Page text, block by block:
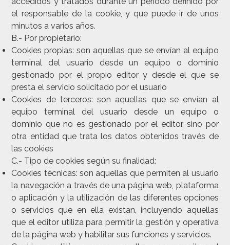
el responsable de la cookie, y que puede ir de unos
minutos a varios años.
B.- Por propietario:
Cookies propias: son aquellas que se envían al equipo
terminal del usuario desde un equipo o dominio
gestionado por el propio editor y desde el que se
presta el servicio solicitado por el usuario
Cookies de terceros: son aquellas que se envían al
equipo terminal del usuario desde un equipo o
dominio que no es gestionado por el editor, sino por
otra entidad que trata los datos obtenidos través de
las cookies
C.- Tipo de cookies según su finalidad:
Cookies técnicas: son aquellas que permiten al usuario
la navegación a través de una página web, plataforma
o aplicación y la utilización de las diferentes opciones
o servicios que en ella existan, incluyendo aquellas
que el editor utiliza para permitir la gestión y operativa
de la página web y habilitar sus funciones y servicios.